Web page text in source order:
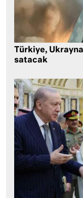
Türkiye,
satacak